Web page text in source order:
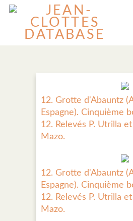
12. Grotte d'Abauntz
Espagne). Cinquième
12. Relevés P. Utrilla
Mazo.
12. Grotte d'Abauntz
Espagne). Cinquième
12. Relevés P. Utrilla
Mazo.